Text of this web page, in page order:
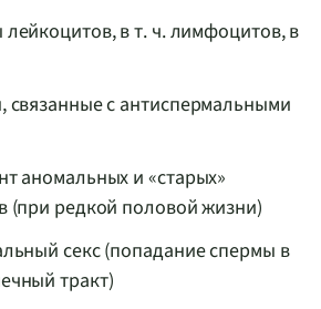
в т. ч. лимфоцитов, в
связанные с антиспермальными
аномальных и «старых»
(при редкой половой жизни)
секс (попадание спермы в
тракт)